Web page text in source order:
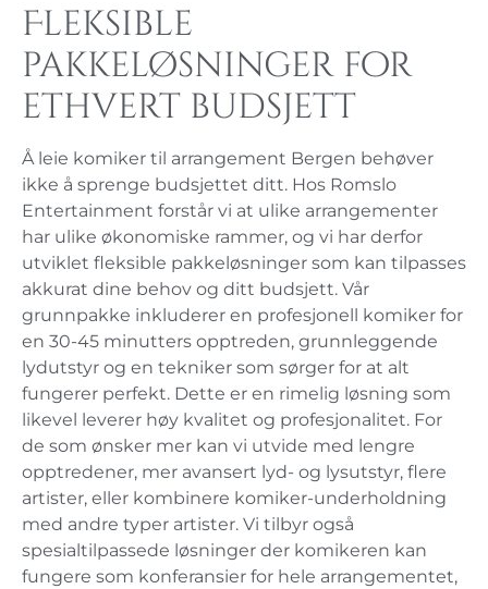
Fleksible
pakkeløsninger for
ethvert budsjett
Å leie komiker til arrangement Bergen behøver
ikke å sprenge budsjettet ditt. Hos Romslo
Entertainment forstår vi at ulike arrangementer
har ulike økonomiske rammer, og vi har derfor
utviklet fleksible pakkeløsninger som kan tilpasses
akkurat dine behov og ditt budsjett. Vår
grunnpakke inkluderer en profesjonell komiker for
en 30-45 minutters opptreden, grunnleggende
lydutstyr og en tekniker som sørger for at alt
fungerer perfekt. Dette er en rimelig løsning som
likevel leverer høy kvalitet og profesjonalitet. For
de som ønsker mer kan vi utvide med lengre
opptredener, mer avansert lyd- og lysutstyr, flere
artister, eller kombinere komiker-underholdning
med andre typer artister. Vi tilbyr også
spesialtilpassede løsninger der komikeren kan
fungere som konferansier for hele arrangementet,